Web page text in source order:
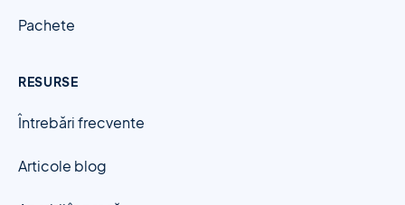
Pachete
RESURSE
Întrebări frecvente
Articole blog